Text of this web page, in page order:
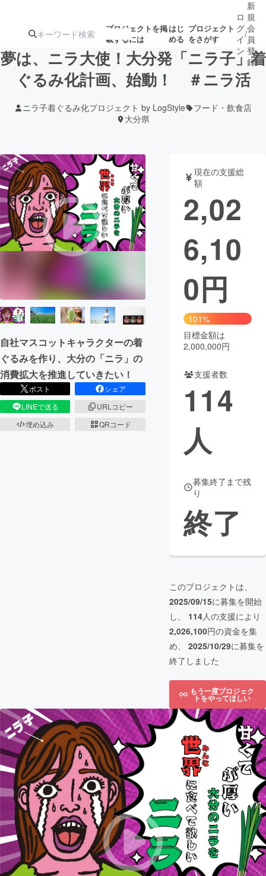
プロジェクトを掲
載するには
はじ
める
プロジェクト
をさがす
ジェクト
注目のリ
ターン
注目の新着プロ
ジェクト
ロジェクト
もうすぐ公開
されます
アート・写真
テクノロジー・ガジェット
映像・映画 書籍・雑誌
ビジネス・起業 チャレンジ
まちづくり・地域活性化
CAMPFIRE for Social Good CAMPFIRE Creation
CAMPFIREふるさと納税machi-ya コミュニティ
ロ
グ
イ
ン
/
新
規
会
員
登
録
夢は、ニラ大使！大分発「ニラ子」着
ぐるみ化計画、始動！ ＃ニラ活
ニラ子着ぐるみ化プロジェクト by LogStyle
フード・飲食店
大分県
自社マスコットキャラクターの着
ぐるみを作り、大分の「ニラ」の
消費拡大を推進していきたい！
ポスト
シェア
LINEで送る
URLコピー
埋め込み
QRコード
現在の支援総
額
2,02
6,10
0円
101%
目標金額は
2,000,000円
支援者数
114
人
募集終了まで残
り
終了
このプロジェクトは、
2025/09/15に募集を開始
し、 114人の支援により
2,026,100円の資金を集
め、 2025/10/29に募集を
終了しました
もう一度プロジェク
トをやってほしい